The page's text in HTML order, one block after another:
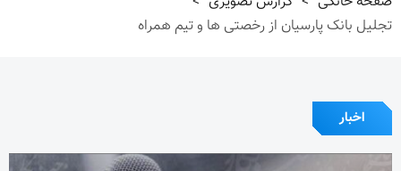
تجلیل بانک پارسیان از رخصتی ها و تیم همراه
اخبار